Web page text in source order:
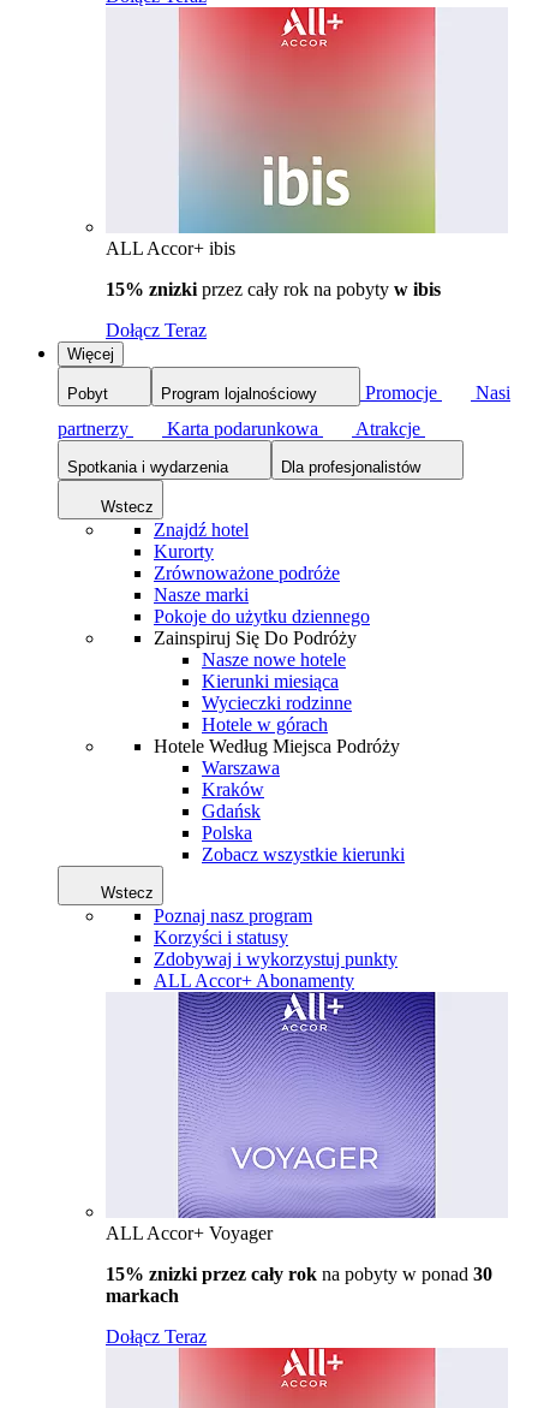
ALL Accor+ ibis
15% znizki przez cały rok na pobyty w ibis
Dołącz Teraz
Więcej
Pobyt Program lojalnościowy Promocje
Nasi
partnerzy
Karta podarunkowa Atrakcje
Spotkania i wydarzenia Dla profesjonalistów
Wstecz
Znajdź hotel
Kurorty
Zrównoważone podróże
Nasze marki
Pokoje do użytku dziennego
Zainspiruj Się Do Podróży
Nasze nowe hotele
Kierunki miesiąca
Wycieczki rodzinne
Hotele w górach
Hotele Według Miejsca Podróży
Warszawa
Kraków
Gdańsk
Polska
Zobacz wszystkie kierunki
Wstecz
Poznaj nasz program
Korzyści i statusy
Zdobywaj i wykorzystuj punkty
ALL Accor+ Abonamenty
ALL Accor+ Voyager
15% znizki przez cały rok na pobyty w ponad 30
markach
Dołącz Teraz